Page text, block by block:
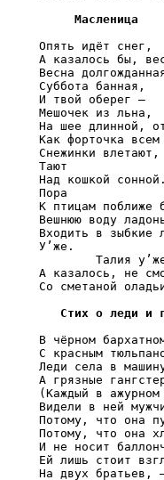
Масленица
Опять идёт снег,
А казалось бы,
Весна
Суббота банная,
И твой оберег —
Мешочек из льна,
На шее длинной,
Как форточка
Снежинки влетают,
Тают
Над кошкой
Пора
К птицам поближе
Вешнюю воду
Входить в зыбкие
У’же.
А казалось, не
Со сметаной
Стих о леди и
В чёрном
С красным
Леди села в
А грязные
(Каждый в
Видели в ней
Потому, что она
Потому, что она
И не носит
Ей лишь стоит
На двух братьев,